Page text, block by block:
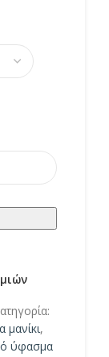
μανίκι,
ύφασμα